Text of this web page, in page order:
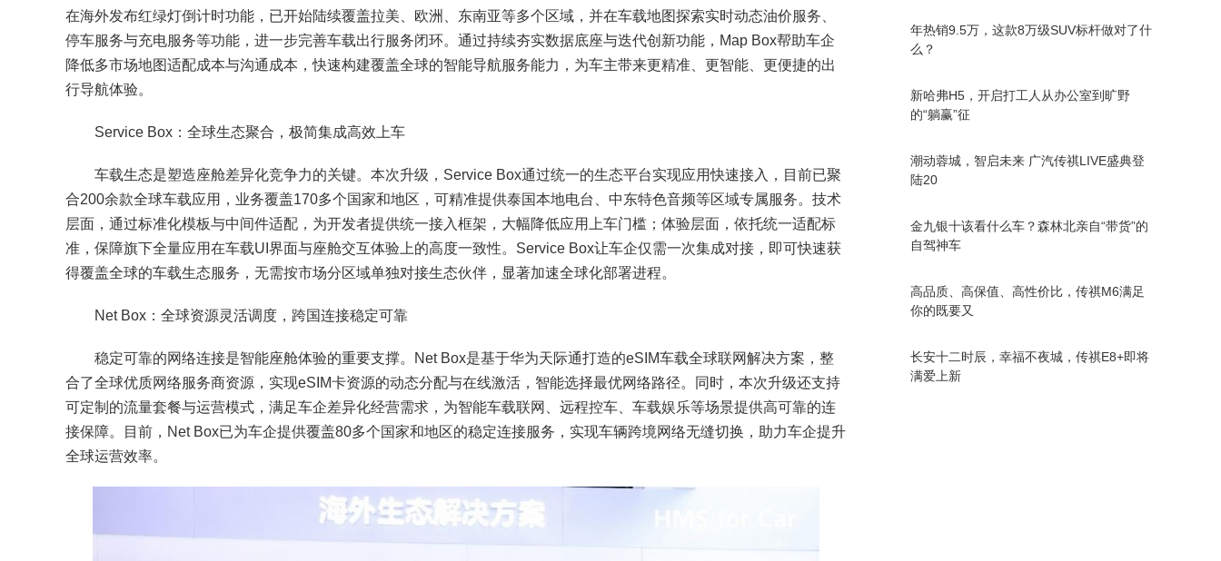
在海外发布红绿灯倒计时功能，已开始陆续覆盖拉美、欧洲、东南亚等多个区域，并在车载地图探索实时动态油价服务、
停车服务与充电服务等功能，进一步完善车载出行服务闭环。通过持续夯实数据底座与迭代创新功能，Map Box帮助车企
降低多市场地图适配成本与沟通成本，快速构建覆盖全球的智能导航服务能力，为车主带来更精准、更智能、更便捷的出
行导航体验。
Service Box：全球生态聚合，极简集成高效上车
车载生态是塑造座舱差异化竞争力的关键。本次升级，Service Box通过统一的生态平台实现应用快速接入，目前已聚
合200余款全球车载应用，业务覆盖170多个国家和地区，可精准提供泰国本地电台、中东特色音频等区域专属服务。技术
层面，通过标准化模板与中间件适配，为开发者提供统一接入框架，大幅降低应用上车门槛；体验层面，依托统一适配标
准，保障旗下全量应用在车载UI界面与座舱交互体验上的高度一致性。Service Box让车企仅需一次集成对接，即可快速获
得覆盖全球的车载生态服务，无需按市场分区域单独对接生态伙伴，显著加速全球化部署进程。
Net Box：全球资源灵活调度，跨国连接稳定可靠
稳定可靠的网络连接是智能座舱体验的重要支撑。Net Box是基于华为天际通打造的eSIM车载全球联网解决方案，整
合了全球优质网络服务商资源，实现eSIM卡资源的动态分配与在线激活，智能选择最优网络路径。同时，本次升级还支持
可定制的流量套餐与运营模式，满足车企差异化经营需求，为智能车载联网、远程控车、车载娱乐等场景提供高可靠的连
接保障。目前，Net Box已为车企提供覆盖80多个国家和地区的稳定连接服务，实现车辆跨境网络无缝切换，助力车企提升
全球运营效率。
年热销9.5万，这款8万级SUV标杆做对了什
么？
新哈弗H5，开启打工人从办公室到旷野
的“躺赢”征
潮动蓉城，智启未来 广汽传祺LIVE盛典登
陆20
金九银十该看什么车？森林北亲自“带货”的
自驾神车
高品质、高保值、高性价比，传祺M6满足
你的既要又
长安十二时辰，幸福不夜城，传祺E8+即将
满爱上新